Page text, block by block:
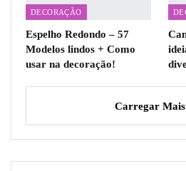
DECORAÇÃO
Espelho Redondo – 57
Modelos lindos + Como
usar na decoração!
Carregar